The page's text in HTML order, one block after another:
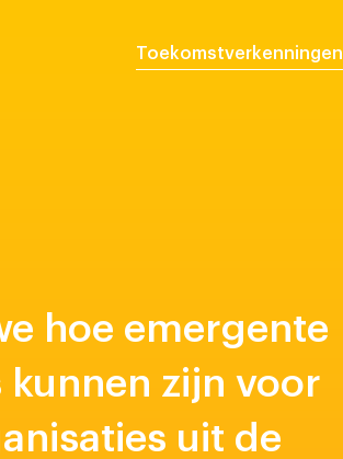
Toekomstverkenningen
hoe emergente
zijn voor
uit de